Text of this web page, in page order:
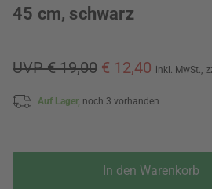
45 cm, schwarz
UVP € 19,00 € 12,40 inkl. MwSt.,
Auf Lager, noch 3 vorhanden
In den Warenkorb